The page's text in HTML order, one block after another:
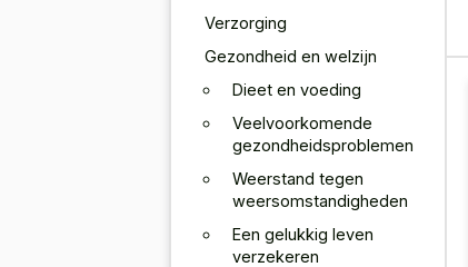
Verzorging
Gezondheid en welzijn
Dieet en voeding
Veelvoorkomende
gezondheidsproblemen
Weerstand tegen
weersomstandigheden
Een gelukkig leven
verzekeren